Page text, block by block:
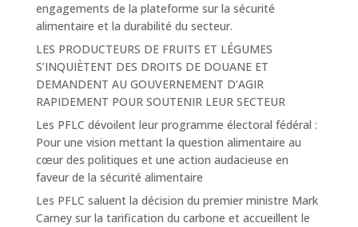
engagements de la plateforme sur la sécurité
alimentaire et la durabilité du secteur.
LES PRODUCTEURS DE FRUITS ET LÉGUMES
S’INQUIÈTENT DES DROITS DE DOUANE ET
DEMANDENT AU GOUVERNEMENT D’AGIR
RAPIDEMENT POUR SOUTENIR LEUR SECTEUR
Les PFLC dévoilent leur programme électoral fédéral :
Pour une vision mettant la question alimentaire au
cœur des politiques et une action audacieuse en
faveur de la sécurité alimentaire
Les PFLC saluent la décision du premier ministre Mark
Carney sur la tarification du carbone et accueillent le